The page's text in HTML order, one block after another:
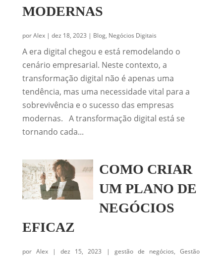
MODERNAS
porAlex| dez 18, 2023 | Blog, Negócios Digitais
A era digital chegou e está remodelando o
cenário empresarial. Neste contexto, a
transformação digital não é apenas uma
tendência, mas uma necessidade vital para a
sobrevivência e o sucesso das empresas
modernas. A transformação digital está se
tornando cada...
COMO CRIAR
UM PLANO DE
NEGÓCIOS
EFICAZ
por Alex|dez 15, 2023 | gestão de negócios,Gestão